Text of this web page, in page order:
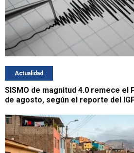
Actualidad
SISMO de magnitud 4.0 remece
de agosto, según el reporte del